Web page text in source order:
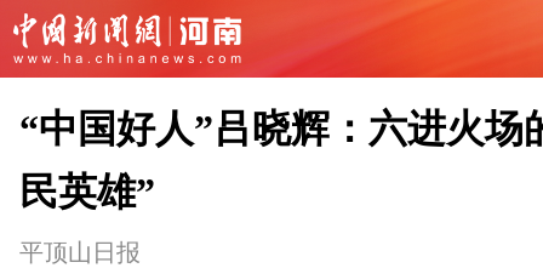
“中国好人”吕晓辉：六进火场
民英雄”
平顶山日报